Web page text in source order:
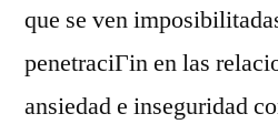
que se ven
penetraciГіn en las
ansiedad e inseguridad